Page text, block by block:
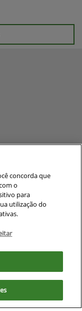
64
e visita você
concorda que
o
para
utilização do